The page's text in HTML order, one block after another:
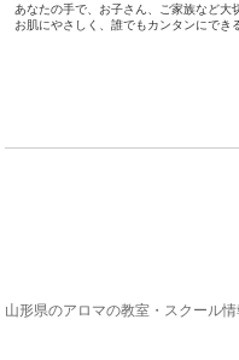
あなたの手で、お子さん、ご家族など大
お肌にやさしく、誰でもカンタンにでき
山形県のアロマの教室・スクール